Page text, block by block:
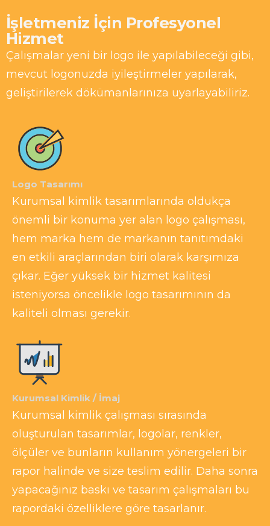
İşletmeniz İçin Profesyonel
Hizmet
Çalışmalar yeni bir logo ile yapılabileceği gibi,
mevcut logonuzda iyileştirmeler yapılarak,
geliştirilerek dökümanlarınıza uyarlayabiliriz.
Logo Tasarımı
Kurumsal kimlik tasarımlarında oldukça
önemli bir konuma yer alan logo çalışması,
hem marka hem de markanın tanıtımdaki
en etkili araçlarından biri olarak karşımıza
çıkar. Eğer yüksek bir hizmet kalitesi
isteniyorsa öncelikle logo tasarımının da
kaliteli olması gerekir.
Kurumsal Kimlik / İmaj
Kurumsal kimlik çalışması sırasında
oluşturulan tasarımlar, logolar, renkler,
ölçüler ve bunların kullanım yönergeleri bir
rapor halinde ve size teslim edilir. Daha sonra
yapacağınız baskı ve tasarım çalışmaları bu
rapordaki özelliklere göre tasarlanır.